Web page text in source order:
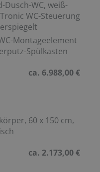
Dusch-WC, weiß-
WC-Steuerung
Montageelement
Spülkasten
ca. 6.988,00 €
60 x 150 cm,
ca. 2.173,00 €